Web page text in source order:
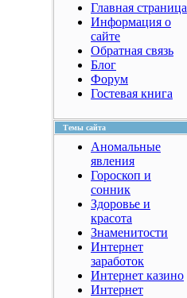
Главная страница
Информация о
сайте
Обратная связь
Блог
Форум
Гостевая книга
Темы сайта
Аномальные
явления
Гороскоп и
сонник
Здоровье и
красота
Знаменитости
Интернет
заработок
Интернет казино
Интернет